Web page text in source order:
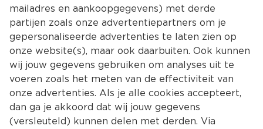
mailadres en aankoopgegevens) met derde
partijen zoals onze advertentiepartners om je
gepersonaliseerde advertenties te laten zien op
onze website(s), maar ook daarbuiten. Ook kunnen
wij jouw gegevens gebruiken om analyses uit te
voeren zoals het meten van de effectiviteit van
onze advertenties. Als je alle cookies accepteert,
dan ga je akkoord dat wij jouw gegevens
(versleuteld) kunnen delen met derden. Via